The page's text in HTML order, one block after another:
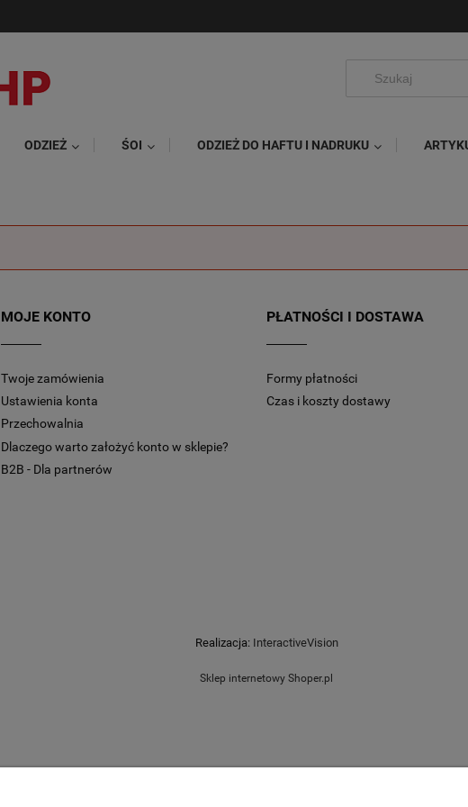
ODZIEŻ ŚOI ODZIEŻ DO HAFTU I NADRUKU
MOJE KONTO
Twoje zamówienia
Ustawienia konta
Przechowalnia
Dlaczego warto założyć konto w sklepie?
B2B - Dla partnerów
PŁATNOŚCI I DOSTAWA
Formy płatności
Czas i koszty dostawy
Realizacja: InteractiveVision
Sklep internetowy Shoper.pl